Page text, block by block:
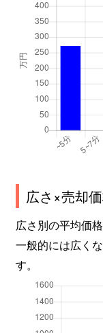
広さ×売却
広さ別の平均価
一般的には広く
す。